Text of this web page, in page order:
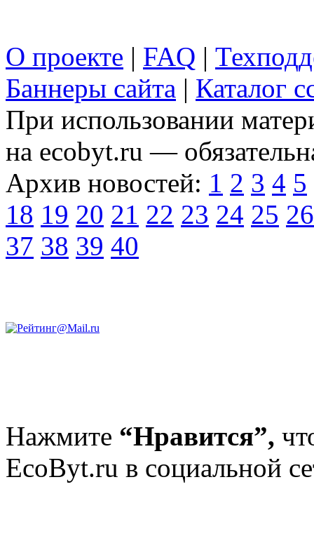
О проекте | FAQ |
Баннеры сайта | Каталог
При использовании
на ecobyt.ru —
Архив новостей: 1 2 3 4 5
18 19 20 21 22 23 24 25 26
37 38 39 40
Нажмите “Нравится”,
EcoByt.ru в социальной